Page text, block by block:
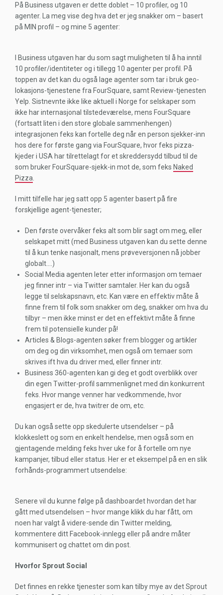
På Business utgaven er dette doblet – 10 profiler, og 10
agenter. La meg vise deg hva det er jeg snakker om – basert
på MIN profil – og mine 5 agenter:
I Business utgaven har du som sagt muligheten til å ha inntil
10 profiler/identiteter og i tillegg 10 agenter per profil. På
toppen av det kan du også lage agenter som tar i bruk geo-
lokasjons-tjenestene fra FourSquare, samt Review-tjenesten
Yelp. Sistnevnte ikke like aktuell i Norge for selskaper som
ikke har internasjonal tilstedeværelse, mens FourSquare
(fortsatt liten i den store globale sammenhengen)
integrasjonen feks kan fortelle deg når en person sjekker-inn
hos dere for første gang via FourSquare, hvor feks pizza-
kjeder i USA har tilrettelagt for et skreddersydd tilbud til de
som bruker FourSquare-sjekk-in mot de, som feks Naked
Pizza
I mitt tilfelle har jeg satt opp 5 agenter basert på fire
forskjellige agent-tjenester;
Den første overvåker feks alt som blir sagt om meg, eller
selskapet mitt (med Business utgaven kan du sette denne
til å kun tenke nasjonalt, mens prøveversjonen nå jobber
globalt….)
Social Media agenten leter etter informasjon om temaer
jeg finner intr – via Twitter samtaler. Her kan du også
legge til selskapsnavn, etc. Kan være en effektiv måte å
finne frem til folk som snakker om deg, snakker om hva du
tilbyr – men ikke minst er det en effektivt måte å finne
frem til potensielle kunder på!
Articles & Blogs-agenten søker frem blogger og artikler
om deg og din virksomhet, men også om temaer som
skrives ift hva du driver med, eller finner intr.
Business 360-agenten kan gi deg et godt overblikk over
din egen Twitter-profil sammenlignet med din konkurrent
feks. Hvor mange venner har vedkommende, hvor
engasjert er de, hva twitrer de om, etc.
Du kan også sette opp skedulerte utsendelser – på
klokkeslett og som en enkelt hendelse, men også som en
gjentagende melding feks hver uke for å fortelle om nye
kampanjer, tilbud eller status. Her er et eksempel på en en slik
forhånds-programmert utsendelse:
Senere vil du kunne følge på dashboardet hvordan det har
gått med utsendelsen – hvor mange klikk du har fått, om
noen har valgt å videre-sende din Twitter melding,
kommentere ditt Facebook-innlegg eller på andre måter
kommunisert og chattet om din post.
Hvorfor Sprout Social
Det finnes en rekke tjenester som kan tilby mye av det Sprout